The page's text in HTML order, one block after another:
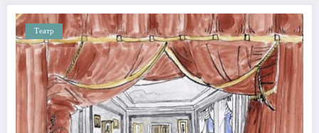
Театр